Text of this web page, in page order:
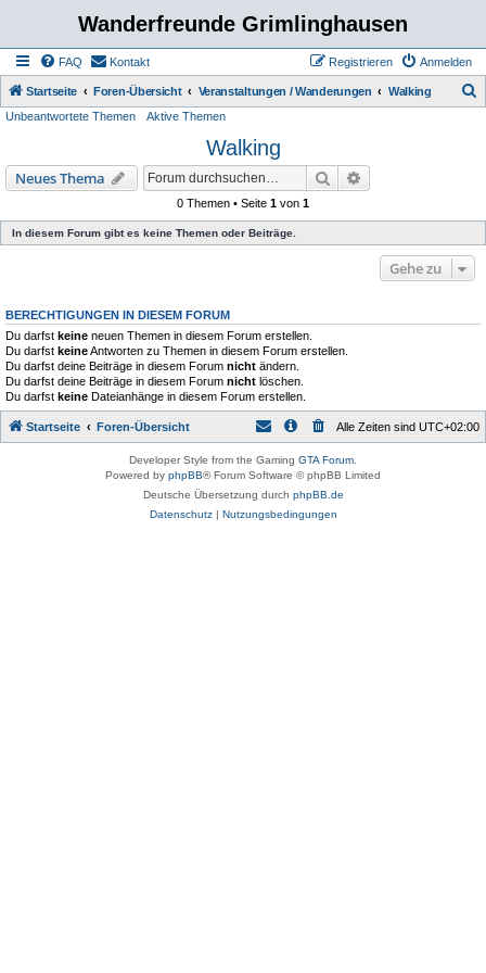
Wanderfreunde Grimlinghausen
FAQ Kontakt Anmelden
Registrieren
Startseite Foren-Übersicht Veranstaltungen / Wanderungen Walking
Unbeantwortete Themen Aktive Themen
Walking
Neues Thema Suche
0 Themen • Seite 1 von 1
In diesem Forum gibt es keine Themen oder Beiträge.
Gehe zu
BERECHTIGUNGEN IN DIESEM FORUM
Du darfst keine neuen Themen in diesem Forum erstellen.
Du darfst keineAntworten zu Themen in diesem Forum erstellen.
Du darfst deine Beiträge in diesem Forum nicht ändern.
Du darfst deine Beiträge in diesem Forum nicht löschen.
Du darfst keine Dateianhänge in diesem Forum erstellen.
Startseite Foren-Übersicht Alle Zeiten sind UTC+02:00
Developer Style from the Gaming GTA Forum
Powered by phpBB® Forum Software © phpBB Limited
Deutsche Übersetzung durch phpBB.de
Datenschutz| Nutzungsbedingungen